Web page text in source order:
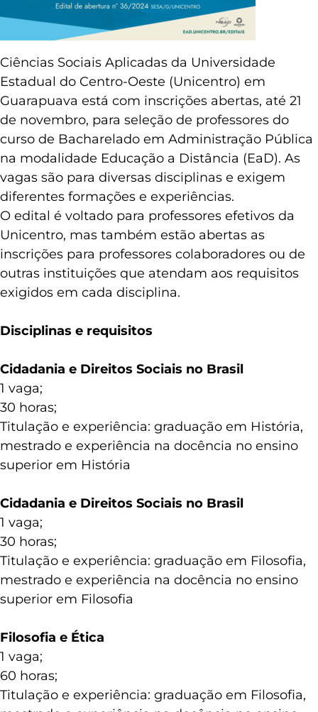
Ciências Sociais Aplicadas da Universidade
Estadual do Centro-Oeste (Unicentro) em
Guarapuava está com inscrições abertas, até 21
de novembro, para seleção de professores do
curso de Bacharelado em Administração Pública
na modalidade Educação a Distância (EaD). As
vagas são para diversas disciplinas e exigem
diferentes formações e experiências.
O edital é voltado para professores efetivos da
Unicentro, mas também estão abertas as
inscrições para professores colaboradores ou de
outras instituições que atendam aos requisitos
exigidos em cada disciplina.
Disciplinas e requisitos
Cidadania e Direitos Sociais no Brasil
1 vaga;
30 horas;
Titulação e experiência: graduação em História,
mestrado e experiência na docência no ensino
superior em História
Cidadania e Direitos Sociais no Brasil
1 vaga;
30 horas;
Titulação e experiência: graduação em Filosofia,
mestrado e experiência na docência no ensino
superior em Filosofia
Filosofia e Ética
1 vaga;
60 horas;
Titulação e experiência: graduação em Filosofia,